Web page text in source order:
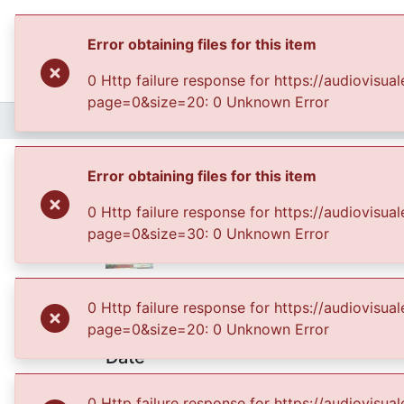
Plano Medio
036-25.jpg (99.71 KB)
Date
Error obtaining files for this item
0 Http failure response for https://
page=0&size=20: 0 Unknown Error
Error obtaining files for this item
0 Http failure response for https://
page=0&size=30: 0 Unknown Error
0 Http failure response for https://
page=0&size=20: 0 Unknown Error